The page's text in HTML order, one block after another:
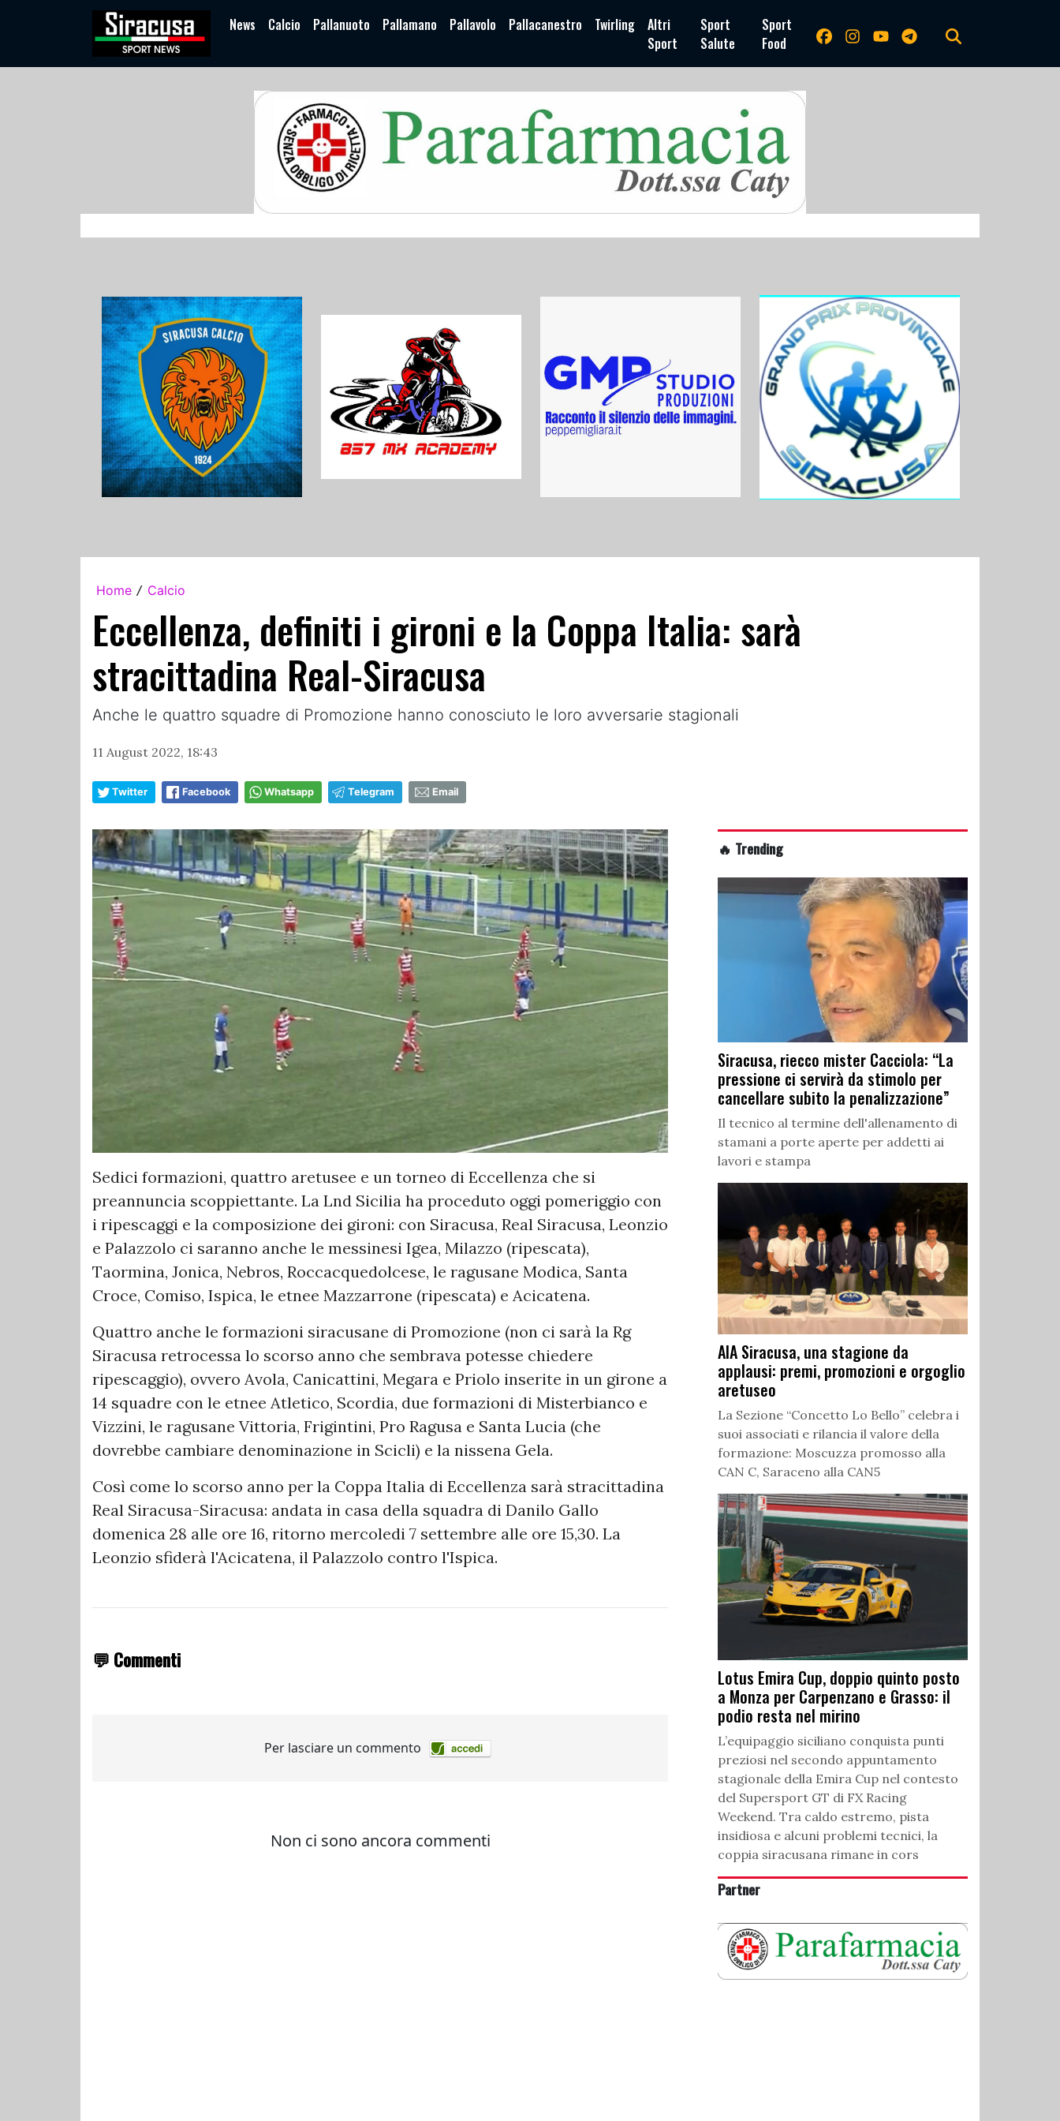
News Calcio Pallanuoto Pallamano Pallavolo Pallacanestro Twirling
Altri
Sport
Sport
Salute
Sport
Food
Home / Calcio
Eccellenza, definiti i gironi e la Coppa Italia: sarà
stracittadina Real-Siracusa
Anche le quattro squadre di Promozione hanno conosciuto le loro avversarie stagionali
11 August 2022, 18:43
Twitter Facebook Whatsapp Telegram Email
Sedici formazioni, quattro aretusee e un torneo di Eccellenza che si
preannuncia scoppiettante. La Lnd Sicilia ha proceduto oggi pomeriggio con
i ripescaggi e la composizione dei gironi: con Siracusa, Real Siracusa, Leonzio
e Palazzolo ci saranno anche le messinesi Igea, Milazzo (ripescata),
Taormina, Jonica, Nebros, Roccacquedolcese, le ragusane Modica, Santa
Croce, Comiso, Ispica, le etnee Mazzarrone (ripescata) e Acicatena.
Quattro anche le formazioni siracusane di Promozione (non ci sarà la Rg
Siracusa retrocessa lo scorso anno che sembrava potesse chiedere
ripescaggio), ovvero Avola, Canicattini, Megara e Priolo inserite in un girone a
14 squadre con le etnee Atletico, Scordia, due formazioni di Misterbianco e
Vizzini, le ragusane Vittoria, Frigintini, Pro Ragusa e Santa Lucia (che
dovrebbe cambiare denominazione in Scicli) e la nissena Gela.
Così come lo scorso anno per la Coppa Italia di Eccellenza sarà stracittadina
Real Siracusa-Siracusa: andata in casa della squadra di Danilo Gallo
domenica 28 alle ore 16, ritorno mercoledi 7 settembre alle ore 15,30. La
Leonzio sfiderà l'Acicatena, il Palazzolo contro l'Ispica.
💬 Commenti
🔥 Trending
Siracusa, riecco mister Cacciola: “La
pressione ci servirà da stimolo per
cancellare subito la penalizzazione”
Il tecnico al termine dell'allenamento di
stamani a porte aperte per addetti ai
lavori e stampa
AIA Siracusa, una stagione da
applausi: premi, promozioni e orgoglio
aretuseo
La Sezione “Concetto Lo Bello” celebra i
suoi associati e rilancia il valore della
formazione: Moscuzza promosso alla
CAN C, Saraceno alla CAN5
Lotus Emira Cup, doppio quinto posto
a Monza per Carpenzano e Grasso: il
podio resta nel mirino
L’equipaggio siciliano conquista punti
preziosi nel secondo appuntamento
stagionale della Emira Cup nel contesto
del Supersport GT di FX Racing
Weekend. Tra caldo estremo, pista
insidiosa e alcuni problemi tecnici, la
coppia siracusana rimane in cors
Partner